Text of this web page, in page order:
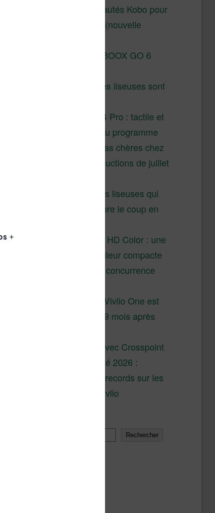
Les nouveautés Kobo pour
la fin 2026 (nouvelle
Test de la BOOX GO 6
Pourquoi les liseuses sont
XTEINK X4 Pro : tactile et
éclairage au programme
Liseuses pas chères chez
Vivlio – réductions de juillet
3 anciennes liseuses qui
valent encore le coup en
Vivlio Light HD Color : une
liseuse couleur compacte
à prix défiant toute concurrence
La liseuse Vivlio One est
un succès 9 mois après
XTEINK X4 : test avec Crosspoint
Soldes d’été 2026 :
réductions records sur les
liseuses Kobo et Vivlio
Rechercher